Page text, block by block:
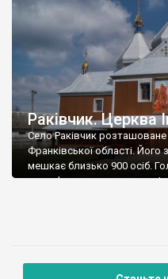
Раківчик. Церква
Село Раківчик
Франківської області. Його
мешкає близько 900 осіб.
дерев’яна церква святого